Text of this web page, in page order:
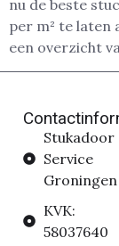
nu de beste
per m² te laten
een overzicht
Stukadoor
Service
Groningen
KVK:
58037640